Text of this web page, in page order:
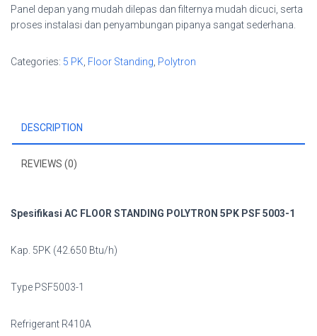
Panel depan yang mudah dilepas dan filternya mudah dicuci, serta
proses instalasi dan penyambungan pipanya sangat sederhana.
Categories: 5 PK Floor Standing Polytron
DESCRIPTION
REVIEWS (0)
Spesifikasi AC FLOOR STANDING POLYTRON 5PK PSF 5003-1
Kap. 5PK (42.650 Btu/h)
Type PSF5003-1
Refrigerant R410A